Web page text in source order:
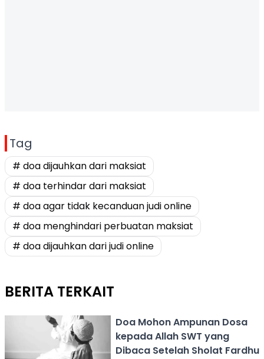
Tag
# doa dijauhkan dari maksiat
# doa terhindar dari maksiat
# doa agar tidak kecanduan judi online
# doa menghindari perbuatan maksiat
# doa dijauhkan dari judi online
BERITA TERKAIT
Doa Mohon Ampunan Dosa
kepada Allah SWT yang
Dibaca Setelah Sholat Fardhu